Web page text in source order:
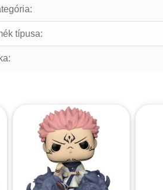
típusa: